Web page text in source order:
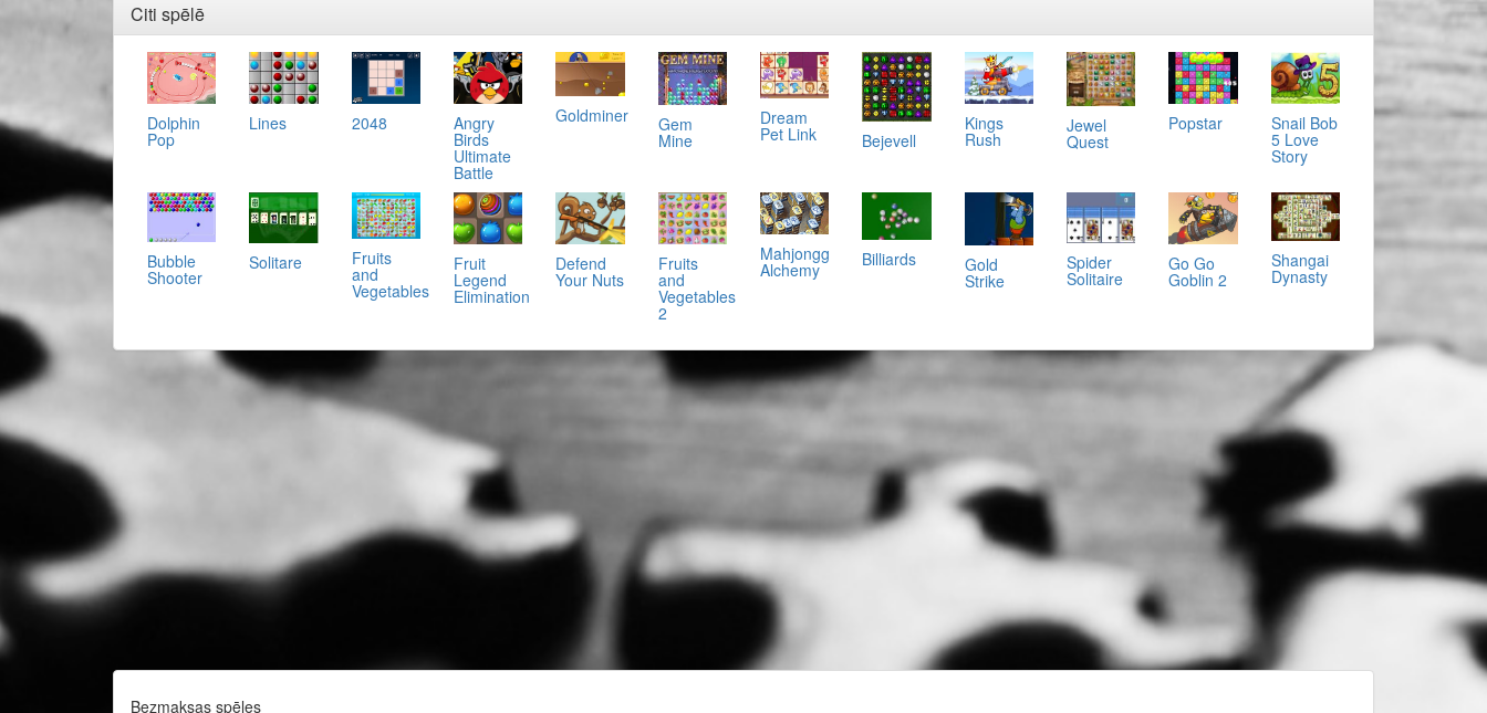
Citi spēlē
Dolphin
Pop
Lines 2048 Angry
Birds
Ultimate
Battle
Goldminer Gem
Mine
Dream
Pet Link Bejevell
Kings
Rush
Jewel
Quest
Popstar Snail Bob
5 Love
Story
Bubble
Shooter
Solitare Fruits
and
Vegetables
Fruit
Legend
Elimination
Defend
Your Nuts
Fruits
and
Vegetables
2
Mahjongg
Alchemy Billiards Gold
Strike
Spider
Solitaire
Go Go
Goblin 2
Shangai
Dynasty
Bezmaksas spēles